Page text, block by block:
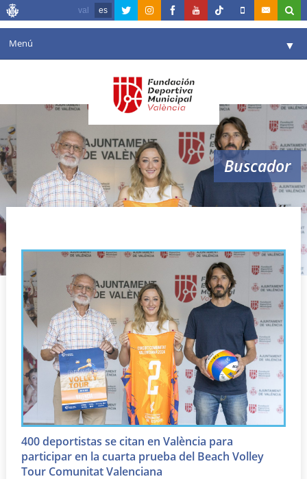
val es
Menú ▼
Agenda
Instalaciones
Comunicación ▼
Valencia en deporte
Buscador
beach volley
400 deportistas se citan en València para
participar en la cuarta prueba del Beach Volley
Tour Comunitat Valenciana